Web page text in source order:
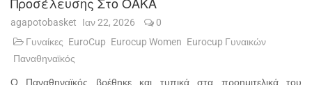
agapotobasket Ιαν 22, 2026
0
Γυναίκες EuroCup Eurocup Women Eurocup Γυναικών
Παναθηναϊκός
Ο Παναθηναϊκός βρέθηκε και τυπικά στα προημιτελικά του